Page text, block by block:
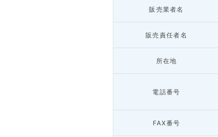
販売業者名
販売責任者名
所在地
電話番号
FAX番号